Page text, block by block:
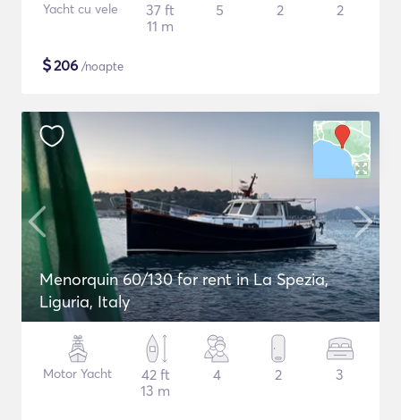
Yacht cu vele
37 ft
11 m
5 2 2
$206 /noapte
Menorquin 60/130 for rent in La Spezia,
Liguria, Italy
Motor Yacht
42 ft
13 m
4 2 3